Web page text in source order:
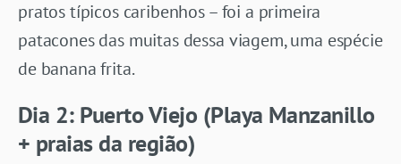
pratos típicos caribenhos – foi a primeira
patacones das muitas dessa viagem, uma espécie
de banana frita.
Dia 2: Puerto Viejo (Playa Manzanillo
+ praias da região)